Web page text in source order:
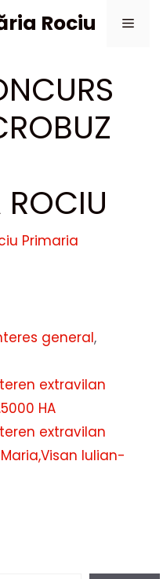
Rociu
ROCIU
Primaria
general,
extravilan
HA
extravilan
Iulian-